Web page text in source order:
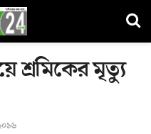
শ্রমিকের মৃত্যু